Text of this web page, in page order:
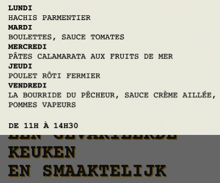
LE CLAN DES BELGES HEET U
WELKOM
IN HET HART VAN ELSENE
HET ECHTE, GOEDE, BELGISCHE SPUL!
EEN GEVARIEERDE
KEUKEN
EN SMAAKTELIJK